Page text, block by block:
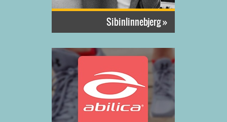
Sibinlinnebjerg »